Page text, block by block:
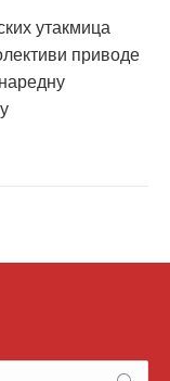
утакмица
приводе